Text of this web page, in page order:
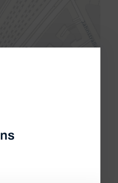
CC BY 3.0